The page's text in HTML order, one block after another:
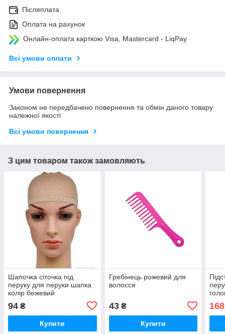
Післяплата
Оплата на рахунок
Онлайн-оплата карткою Visa, Mastercard - LiqPay
Всі умови оплати
Умови повернення
Законом не передбачено повернення та обмін даного товару
належної якості
Всі умови повернення
З цим товаром також замовляють
Шапочка сіточка під
перуку для перуки шапка
колір бежевий
94 ₴
Купити
Гребінець рожевий для
волосся
43₴
Купити